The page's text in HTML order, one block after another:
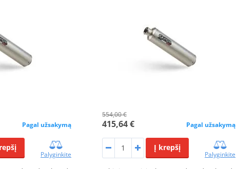
Pagal užsakymą
Palyginkite
554,00 €
415,64 € Pagal užsakymą
Į krepšį
Palyginkite